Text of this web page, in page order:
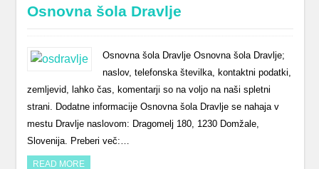
Osnovna šola Dravlje
Osnovna šola Dravlje Osnovna šola Dravlje;
naslov, telefonska številka, kontaktni podatki,
zemljevid, lahko čas, komentarji so na voljo na naši spletni
strani. Dodatne informacije Osnovna šola Dravlje se nahaja v
mestu Dravlje naslovom: Dragomelj 180, 1230 Domžale,
Slovenija. Preberi več:…
READ MORE